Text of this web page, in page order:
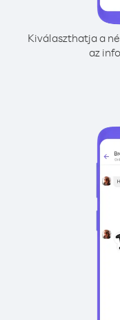
Kiválaszthatja a
az